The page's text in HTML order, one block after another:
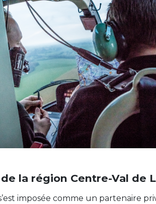
la région Centre-Val de
imposée comme un partenaire